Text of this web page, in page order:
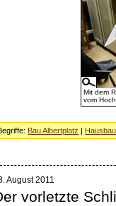
Mit dem
vom
Bau Albertplatz Hausbau
August 2011
vorletzte